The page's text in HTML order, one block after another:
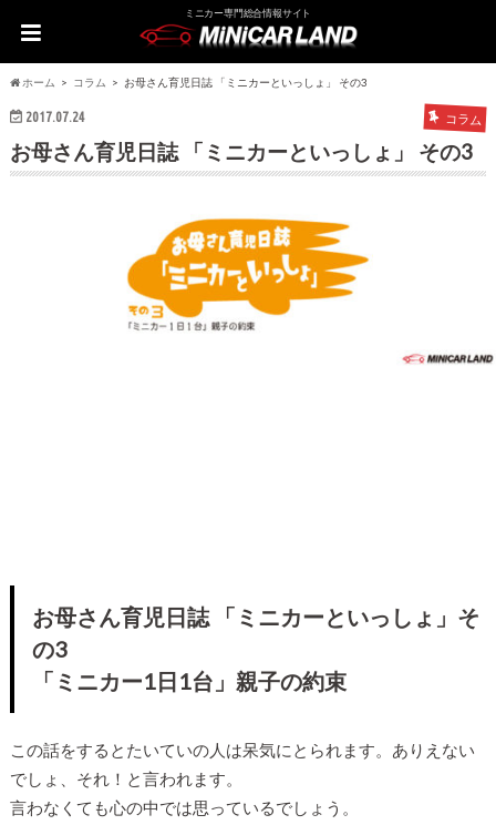
ミニカー専門総合情報サイト
ホーム コラム お母さん育児日誌 「ミニカーといっしょ」 その3
2017.07.24 コラム
お母さん育児日誌 「ミニカーといっしょ」 その3
お母さん育児日誌 「ミニカーといっしょ」そ
の3
「ミニカー1日1台」親子の約束
この話をするとたいていの人は呆気にとられます。ありえない
でしょ、それ！と言われます。
言わなくても心の中では思っているでしょう。